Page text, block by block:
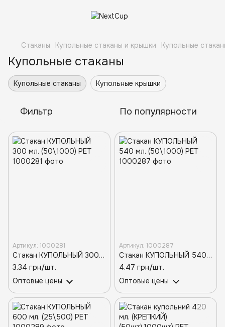
Стаканы Купольные стаканы и крышки Купольные
Купольные стаканы
Купольные стаканы Купольные крышки
Фильтр По популярности
Артикул: 1000281
Стакан КУПОЛЬНЫЙ 300 мл. (50\1000) PET
3.34 грн/шт.
Оптовые цены
Артикул: 1000287
Стакан КУПОЛЬНЫЙ 540 мл. (50\1000) PET
4.47 грн/шт.
Оптовые цены